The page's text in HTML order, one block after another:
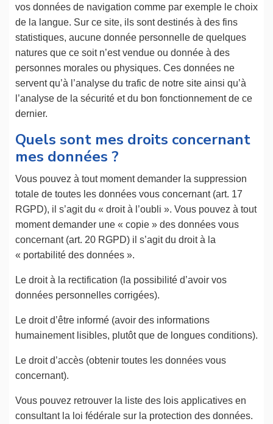
vos données de navigation comme par exemple le choix
de la langue. Sur ce site, ils sont destinés à des fins
statistiques, aucune donnée personnelle de quelques
natures que ce soit n’est vendue ou donnée à des
personnes morales ou physiques. Ces données ne
servent qu’à l’analyse du trafic de notre site ainsi qu’à
l’analyse de la sécurité et du bon fonctionnement de ce
dernier.
Quels sont mes droits concernant
mes données ?
Vous pouvez à tout moment demander la suppression
totale de toutes les données vous concernant (art. 17
RGPD), il s’agit du « droit à l’oubli ». Vous pouvez à tout
moment demander une « copie » des données vous
concernant (art. 20 RGPD) il s’agit du droit à la
« portabilité des données ».
Le droit à la rectification (la possibilité d’avoir vos
données personnelles corrigées).
Le droit d’être informé (avoir des informations
humainement lisibles, plutôt que de longues conditions).
Le droit d’accès (obtenir toutes les données vous
concernant).
Vous pouvez retrouver la liste des lois applicatives en
consultant la loi fédérale sur la protection des données.